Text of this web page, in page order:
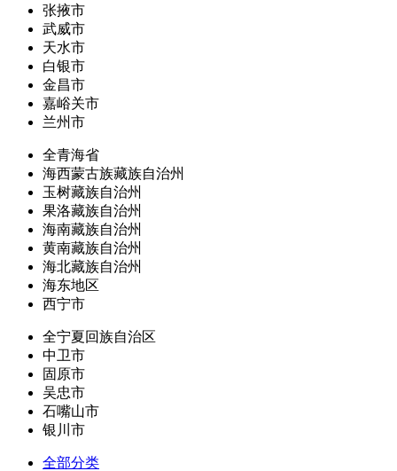
张掖市
武威市
天水市
白银市
金昌市
嘉峪关市
兰州市
全青海省
海西蒙古族藏族自治州
玉树藏族自治州
果洛藏族自治州
海南藏族自治州
黄南藏族自治州
海北藏族自治州
海东地区
西宁市
全宁夏回族自治区
中卫市
固原市
吴忠市
石嘴山市
银川市
全部分类